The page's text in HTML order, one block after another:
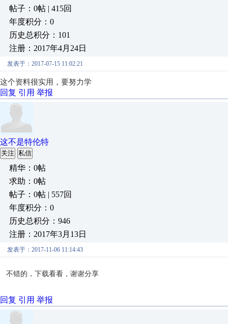
帖子：0帖 | 415回
年度积分：0
历史总积分：101
注册：2017年4月24日
发表于：2017-07-15 11:02:21
这个资料很实用，要努力学
回复 引用 举报
这不是特伦特
关注 私信
精华：0帖
求助：0帖
帖子：0帖 | 557回
年度积分：0
历史总积分：946
注册：2017年3月13日
发表于：2017-11-06 11:14:43
不错的，下载看看，谢谢分享
回复 引用 举报